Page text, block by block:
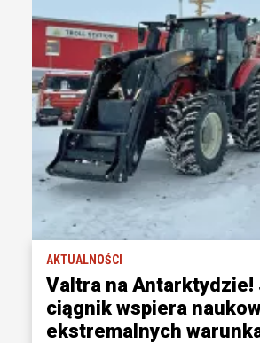
AKTUALNOŚCI
Valtra na Antarktydzie!
ciągnik wspiera
ekstremalnych